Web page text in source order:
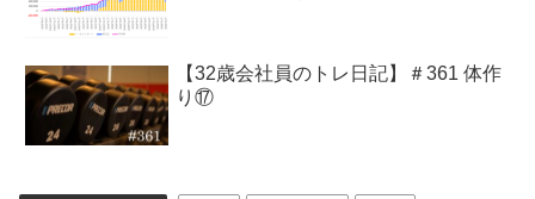
【32歳会社員のトレ日記】＃361 体作
り⑰